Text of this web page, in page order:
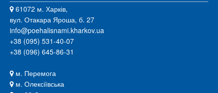
61072 м. Харків,
вул. Отакара Яроша, б. 27
info@poehalisnami.kharkov.ua
+38 (095) 531-40-07
+38 (096) 645-86-31
м. Перемога
м. Олексіївська